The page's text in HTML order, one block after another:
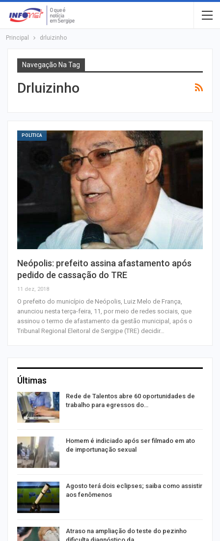
Principal drluizinho
Navegação Na Tag
Drluizinho
POLÍTICA
Neópolis: prefeito assina afastamento após
pedido de cassação do TRE
11 dez, 2018
O prefeito do município de Neópolis, Luiz Melo de França,
anunciou nesta terça-feira, 11, por meio de redes sociais, que
assinou o termo de afastamento da gestão municipal, após o
Tribunal Regional Eleitoral de Sergipe (TRE) decidir…
Últimas
Rede de Talentos abre 60 oportunidades de
trabalho para egressos do…
Homem é indiciado após ser filmado em ato
de importunação sexual
Agosto terá dois eclipses; saiba como assistir
aos fenômenos
Atraso na ampliação do teste do pezinho